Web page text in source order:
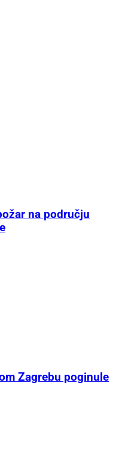
na području
Zagrebu poginule